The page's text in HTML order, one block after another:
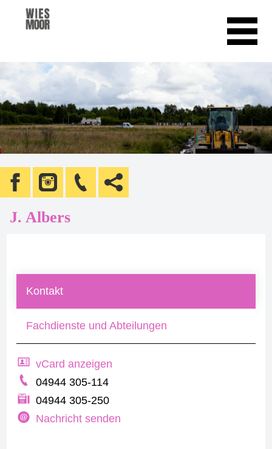
J. Albers
Kontakt
Fachdienste und Abteilungen
vCard anzeigen
04944 305-114
04944 305-250
Nachricht senden